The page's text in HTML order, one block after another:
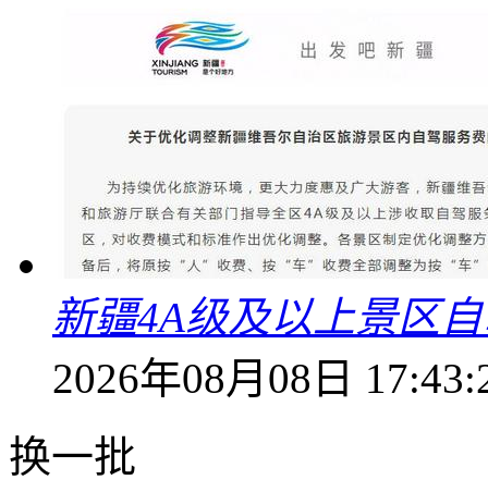
新疆4A级及以上景区
2026年08月08日
换一批